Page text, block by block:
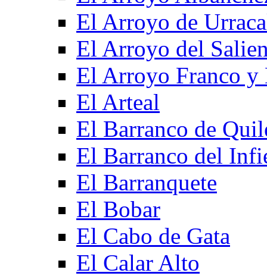
El Arroyo de
El Arroyo del
El Arroyo Franco y
El Arteal
El Barranco de
El Barranco del
El Barranquete
El Bobar
El Cabo de Gata
El Calar Alto